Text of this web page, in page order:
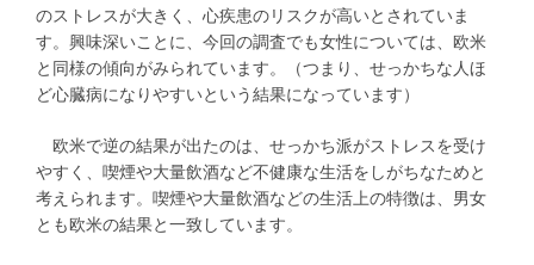
のストレスが大きく、心疾患のリスクが高いとされていま
す。興味深いことに、今回の調査でも女性については、欧米
と同様の傾向がみられています。（つまり、せっかちな人ほ
ど心臓病になりやすいという結果になっています）
欧米で逆の結果が出たのは、せっかち派がストレスを受け
やすく、喫煙や大量飲酒など不健康な生活をしがちなためと
考えられます。喫煙や大量飲酒などの生活上の特徴は、男女
とも欧米の結果と一致しています。